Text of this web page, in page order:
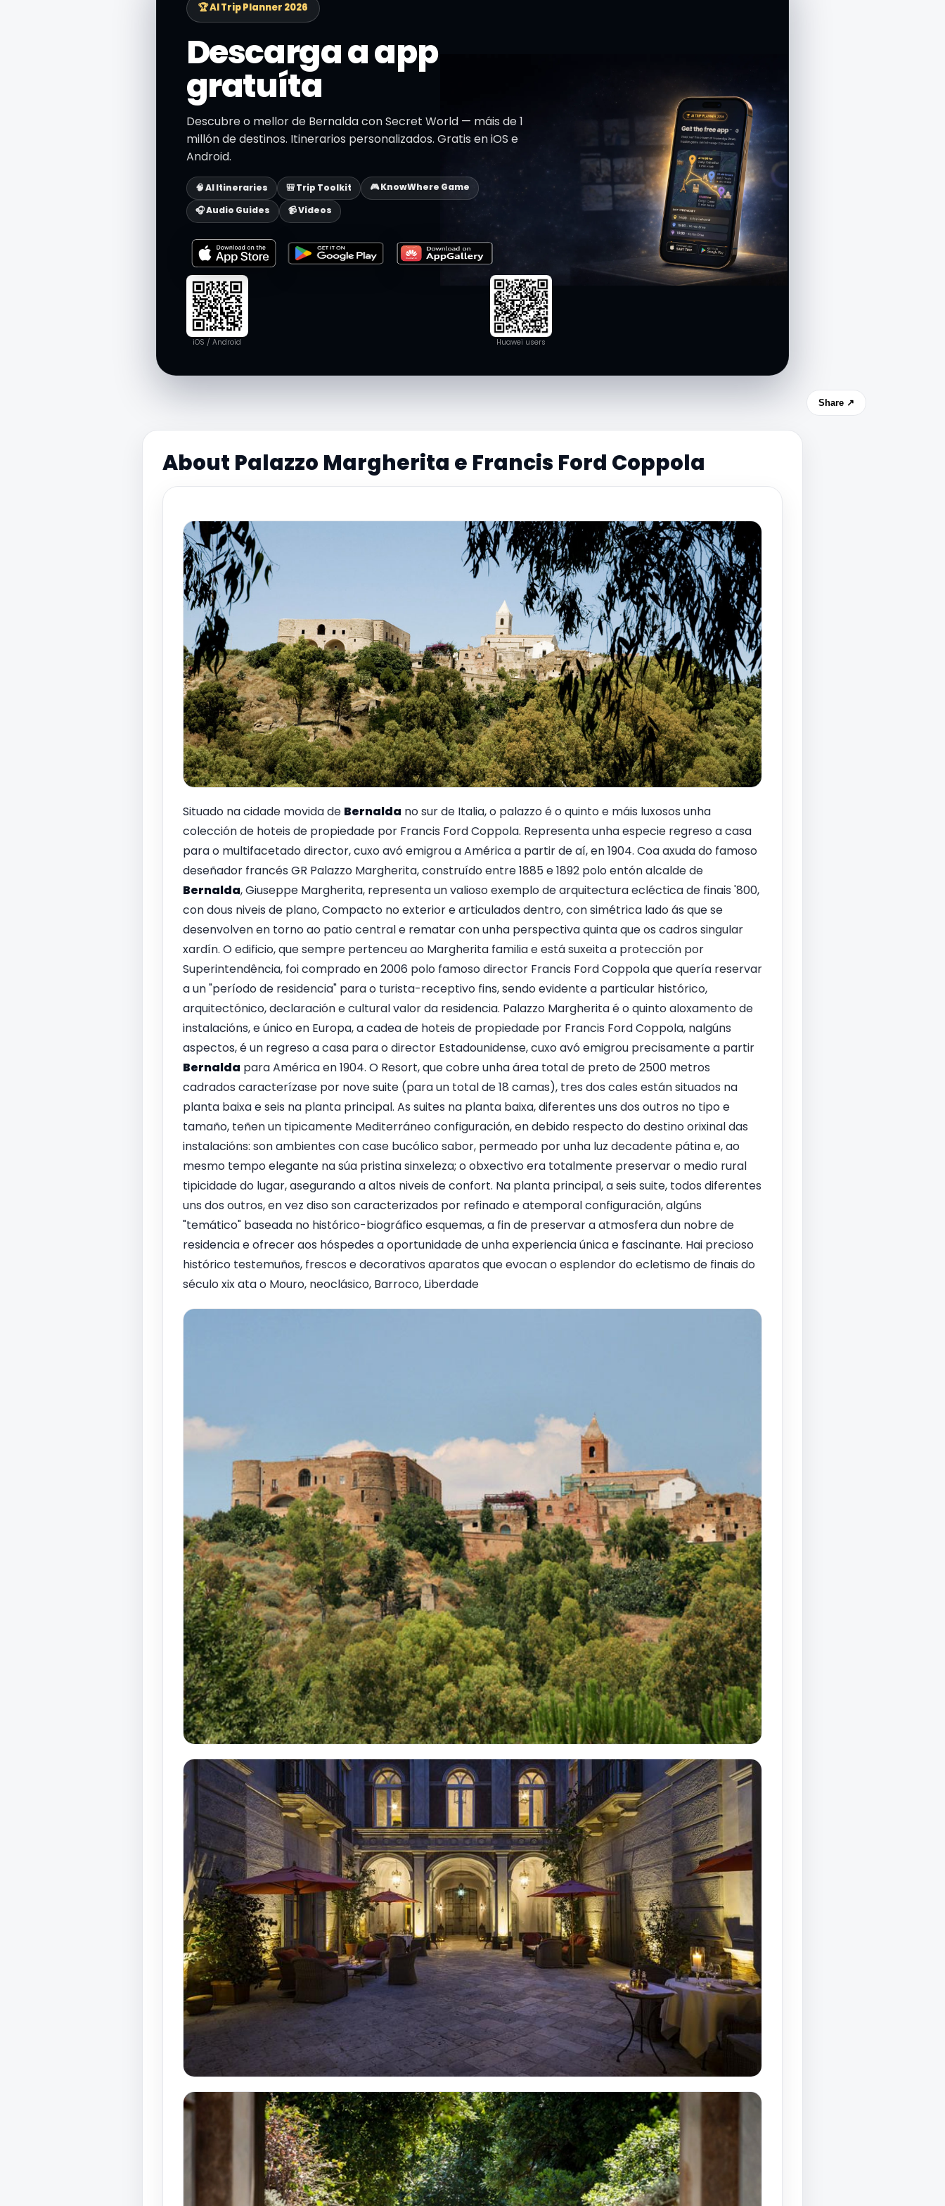
🏆 AI Trip Planner 2026
Descarga a app
gratuíta
Descubre o mellor de Bernalda con Secret World — máis de 1
millón de destinos. Itinerarios personalizados. Gratis en iOS e
Android.
🧠 AI Itineraries 🎒 Trip Toolkit
🎮 KnowWhere Game
🎧 Audio Guides
📹 Videos
iOS / Android Huawei users
Share ↗
About Palazzo Margherita e Francis Ford Coppola
Situado na cidade movida de Bernalda no sur de Italia, o palazzo é o quinto e máis luxosos unha
colección de hoteis de propiedade por Francis Ford Coppola. Representa unha especie regreso a casa
para o multifacetado director, cuxo avó emigrou a América a partir de aí, en 1904. Coa axuda do famoso
deseñador francés GR Palazzo Margherita, construído entre 1885 e 1892 polo entón alcalde de
Bernalda, Giuseppe Margherita, representa un valioso exemplo de arquitectura ecléctica de finais '800,
con dous niveis de plano, Compacto no exterior e articulados dentro, con simétrica lado ás que se
desenvolven en torno ao patio central e rematar con unha perspectiva quinta que os cadros singular
xardín. O edificio, que sempre pertenceu ao Margherita familia e está suxeita a protección por
Superintendência, foi comprado en 2006 polo famoso director Francis Ford Coppola que quería reservar
a un "período de residencia" para o turista-receptivo fins, sendo evidente a particular histórico,
arquitectónico, declaración e cultural valor da residencia. Palazzo Margherita é o quinto aloxamento de
instalacións, e único en Europa, a cadea de hoteis de propiedade por Francis Ford Coppola, nalgúns
aspectos, é un regreso a casa para o director Estadounidense, cuxo avó emigrou precisamente a partir
Bernalda para América en 1904. O Resort, que cobre unha área total de preto de 2500 metros
cadrados caracterízase por nove suite (para un total de 18 camas), tres dos cales están situados na
planta baixa e seis na planta principal. As suites na planta baixa, diferentes uns dos outros no tipo e
tamaño, teñen un tipicamente Mediterráneo configuración, en debido respecto do destino orixinal das
instalacións: son ambientes con case bucólico sabor, permeado por unha luz decadente pátina e, ao
mesmo tempo elegante na súa pristina sinxeleza; o obxectivo era totalmente preservar o medio rural
tipicidade do lugar, asegurando a altos niveis de confort. Na planta principal, a seis suite, todos diferentes
uns dos outros, en vez diso son caracterizados por refinado e atemporal configuración, algúns
"temático" baseada no histórico-biográfico esquemas, a fin de preservar a atmosfera dun nobre de
residencia e ofrecer aos hóspedes a oportunidade de unha experiencia única e fascinante. Hai precioso
histórico testemuños, frescos e decorativos aparatos que evocan o esplendor do ecletismo de finais do
século xix ata o Mouro, neoclásico, Barroco, Liberdade